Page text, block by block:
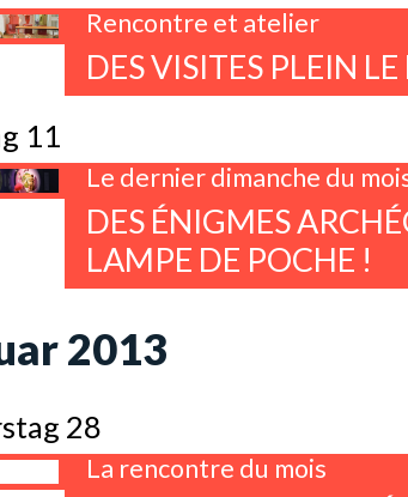
Rencontre et atelier
DES VISITES PLEIN
11
Le dernier dimanche du
DES ÉNIGMES
LAMPE DE POCHE !
2013
28
La rencontre du mois